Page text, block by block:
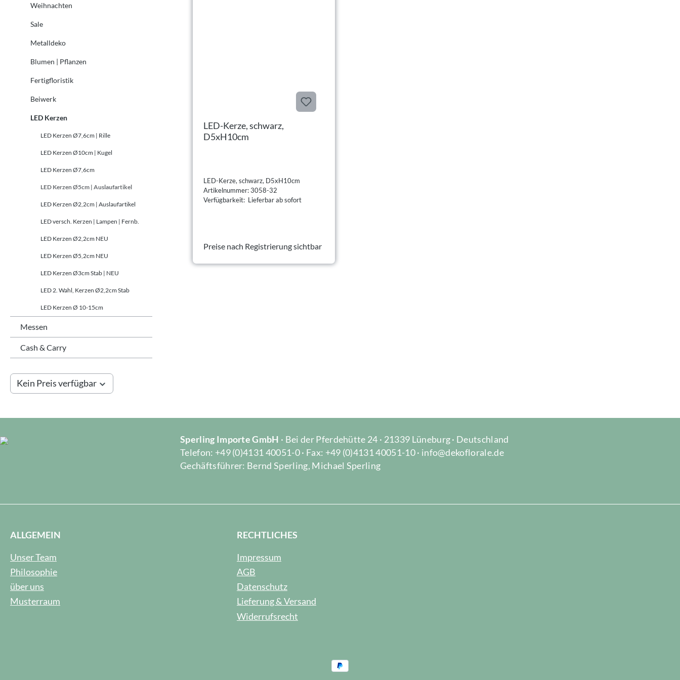
Weihnachten
Sale
Metalldeko
Blumen | Pflanzen
Fertigfloristik
Beiwerk
LED Kerzen
LED Kerzen Ø7,6cm | Rille
LED Kerzen Ø10cm | Kugel
LED Kerzen Ø7,6cm
LED Kerzen Ø5cm | Auslaufartikel
LED Kerzen Ø2,2cm | Auslaufartikel
LED versch. Kerzen | Lampen | Fernb.
LED Kerzen Ø2,2cm NEU
LED Kerzen Ø5,2cm NEU
LED Kerzen Ø3cm Stab | NEU
LED 2. Wahl, Kerzen Ø2,2cm Stab
LED Kerzen Ø 10-15cm
Messen
Cash & Carry
Kein Preis verfügbar
LED-Kerze, schwarz,
D5xH10cm
LED-Kerze, schwarz, D5xH10cm
Artikelnummer: 3058-32
Verfügbarkeit: Lieferbar ab sofort
Preise nach Registrierung sichtbar
Sperling Importe GmbH · Bei der Pferdehütte 24 · 21339 Lüneburg · Deutschland
Telefon: +49 (0)4131 40051-0 · Fax: +49 (0)4131 40051-10 · info@dekoflorale.de
Gechäftsführer: Bernd Sperling, Michael Sperling
ALLGEMEIN
Unser Team
Philosophie
über uns
Musterraum
RECHTLICHES
Impressum
AGB
Datenschutz
Lieferung & Versand
Widerrufsrecht